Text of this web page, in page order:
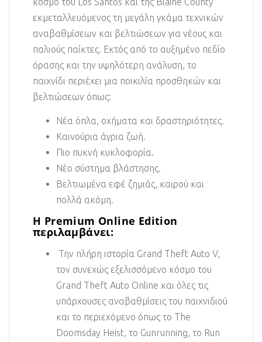
εκμεταλλευόμενος τη μεγάλη γκάμα τεχνικών
αναβαθμίσεων και βελτιώσεων για νέους και
παλιούς παίκτες. Εκτός από το αυξημένο πεδίο
όρασης και την υψηλότερη ανάλυση, το
παιχνίδι περιέχει μια ποικιλία προσθηκών και
βελτιώσεων όπως:
Νέα όπλα, οχήματα και δραστηριότητες.
Καινούρια άγρια ζωή.
Πιο πυκνή κυκλοφορία.
Νέο σύστημα βλάστησης.
Βελτιωμένα εφέ ζημιάς, καιρού και
πολλά ακόμη.
Η Premium Online Edition
περιλαμβάνει:
Την πλήρη ιστορία Grand Theft Auto V,
τον συνεχώς εξελισσόμενο κόσμο του
Grand Theft Auto Online και όλες τις
υπάρχουσες αναβαθμίσεις του παιχνιδιού
και το περιεχόμενο όπως το The
Doomsday Heist, το Gunrunning, το Run